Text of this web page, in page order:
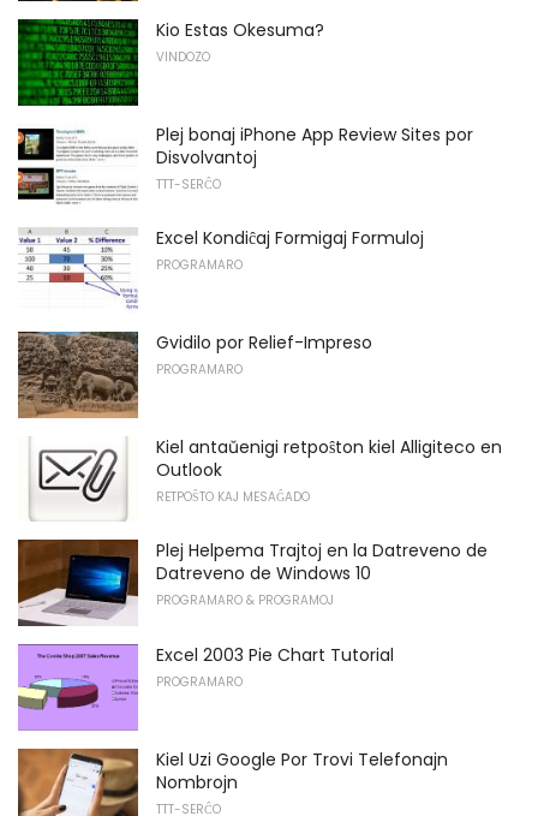
Kio Estas Okesuma?
VINDOZO
Plej bonaj iPhone App Review Sites por
Disvolvantoj
TTT-SERĈO
Excel Kondiĉaj Formigaj Formuloj
PROGRAMARO
Gvidilo por Relief-Impreso
PROGRAMARO
Kiel antaŭenigi retpoŝton kiel Alligiteco en
Outlook
RETPOŜTO KAJ MESAĜADO
Plej Helpema Trajtoj en la Datreveno de
Datreveno de Windows 10
PROGRAMARO & PROGRAMOJ
Excel 2003 Pie Chart Tutorial
PROGRAMARO
Kiel Uzi Google Por Trovi Telefonajn
Nombrojn
TTT-SERĈO